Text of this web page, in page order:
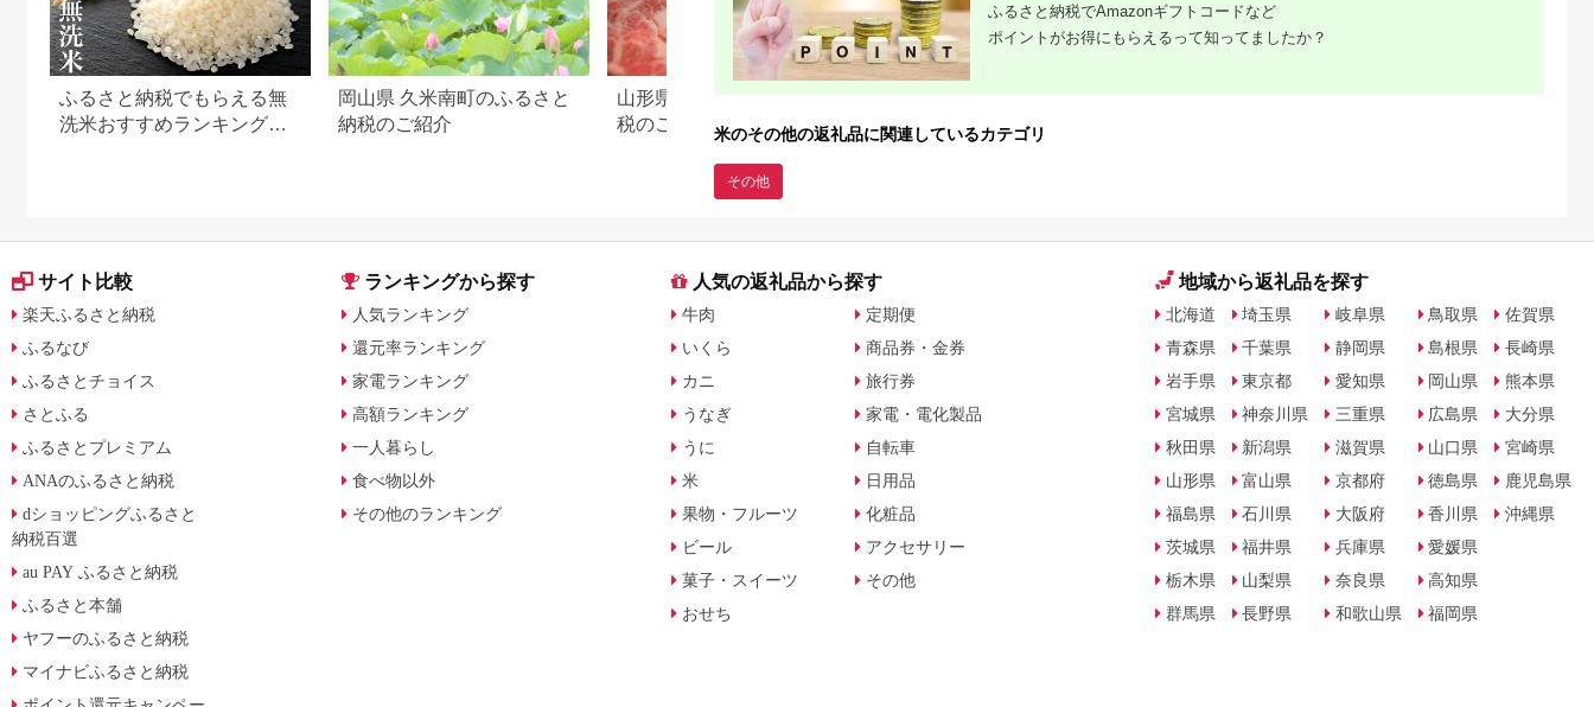
ふるさと納税でもらえる無
洗米おすすめランキング
岡山県 久米南町のふるさと
納税のご紹介
山形県 米沢市のふるさと納
税のご紹介
滋賀県 米原市のふるさと納
税のご紹介
ふるさと納税でAmazonギフトコードなど
ポイントがお得にもらえるって知ってましたか？
米のその他の返礼品に関連しているカテゴリ
その他
サイト比較
楽天ふるさと納税
ふるなび
ふるさとチョイス
さとふる
ふるさとプレミアム
ANAのふるさと納税
dショッピングふるさと
納税百選
au PAY ふるさと納税
ふるさと本舗
ヤフーのふるさと納税
マイナビふるさと納税
ランキングから探す
人気ランキング
還元率ランキング
家電ランキング
高額ランキング
一人暮らし
食べ物以外
その他のランキング
人気の返礼品から探す
牛肉
いくら
カニ
うなぎ
うに
米
果物・フルーツ
ビール
菓子・スイーツ
おせち
定期便
商品券・金券
旅行券
家電・電化製品
自転車
日用品
化粧品
アクセサリー
その他
地域から返礼品を探す
北海道
青森県
岩手県
宮城県
秋田県
山形県
福島県
茨城県
栃木県
群馬県
埼玉県
千葉県
東京都
神奈川県
新潟県
富山県
石川県
福井県
山梨県
長野県
岐阜県
静岡県
愛知県
三重県
滋賀県
京都府
大阪府
兵庫県
奈良県
和歌山県
鳥取県
島根県
岡山県
広島県
山口県
徳島県
香川県
愛媛県
高知県
福岡県
佐賀県
長崎県
熊本県
大分県
宮崎県
鹿児島県
沖縄県